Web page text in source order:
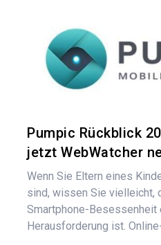
Pumpic Rückblick
jetzt WebWatcher
Wenn Sie Eltern eines
sind, wissen Sie vielleicht,
Smartphone-Besessenheit
Herausforderung ist.